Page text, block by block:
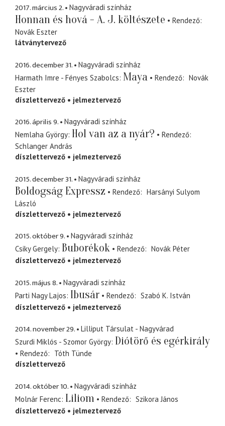
2017. március 2. Nagyváradi színház
Honnan és hová - A. J. költészete
Rendező
Novák Eszter
látványtervező
2016. december 31.
Nagyváradi színház
Harmath Imre - Fényes Szabolcs Maya Rendező
Novák
Eszter
díszlettervező
jelmeztervező
2016. április 9.
Nagyváradi színház
Nemlaha György Hol van az a nyár?
Rendező
Schlanger András
díszlettervező
jelmeztervező
2015. december 31. Nagyváradi színház
Boldogság Expressz Rendező
Harsányi Sulyom
László
díszlettervező
jelmeztervező
2015. október 9.
Nagyváradi színház
Csiky Gergely Buborékok Rendező
Novák Péter
díszlettervező
jelmeztervező
2015. május 8.
Nagyváradi színház
Parti Nagy Lajos Ibusár Rendező
Szabó K. István
díszlettervező
jelmeztervező
2014. november 29.
Lilliput Társulat - Nagyvárad
Szurdi Miklós - Szomor György Diótörő és egérkirály
Rendező
Tóth Tünde
díszlettervező
2014. október 10.
Nagyváradi színház
Molnár Ferenc Liliom Rendező
Szikora János
díszlettervező
jelmeztervező